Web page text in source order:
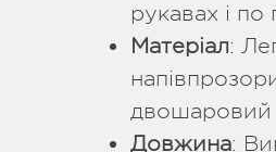
рукавах і по
Матеріал:
двошаровий
Довжина: